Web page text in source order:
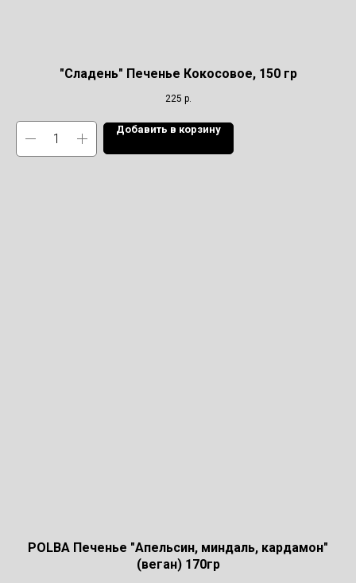
"Сладень" Печенье Кокосовое, 150 гр
225 р.
Добавить в корзину
POLBA Печенье "Апельсин, миндаль, кардамон"
(веган) 170гр